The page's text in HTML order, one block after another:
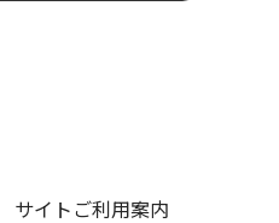
サイトご利用案内